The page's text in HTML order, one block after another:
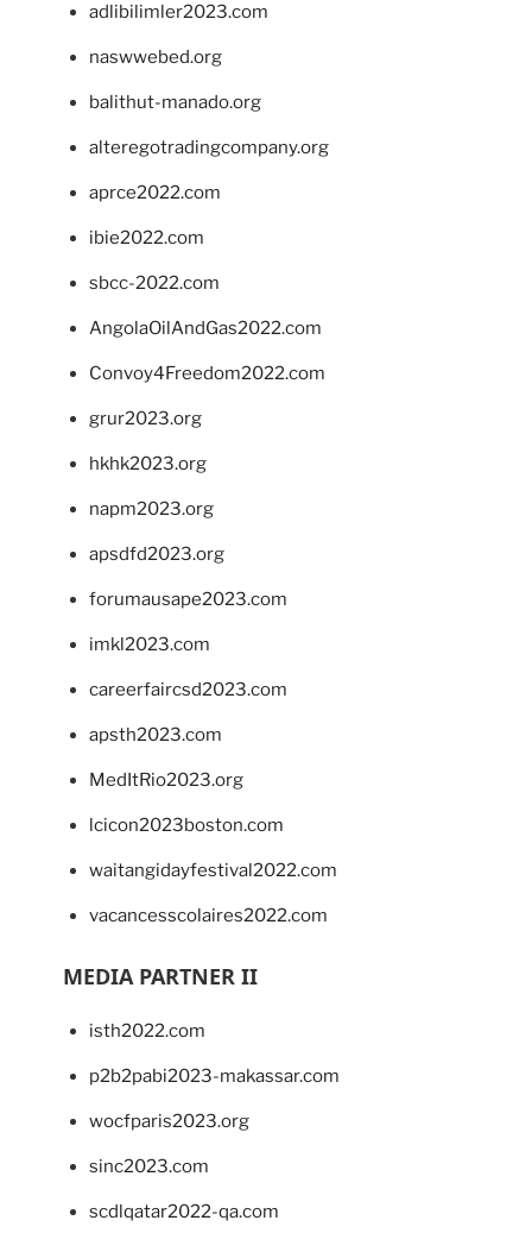
adlibilimler2023.com
naswwebed.org
balithut-manado.org
alteregotradingcompany.org
aprce2022.com
ibie2022.com
sbcc-2022.com
AngolaOilAndGas2022.com
Convoy4Freedom2022.com
grur2023.org
hkhk2023.org
napm2023.org
apsdfd2023.org
forumausape2023.com
imkl2023.com
careerfaircsd2023.com
apsth2023.com
MedItRio2023.org
lcicon2023boston.com
waitangidayfestival2022.com
vacancesscolaires2022.com
MEDIA PARTNER II
isth2022.com
p2b2pabi2023-makassar.com
wocfparis2023.org
sinc2023.com
scdlqatar2022-qa.com